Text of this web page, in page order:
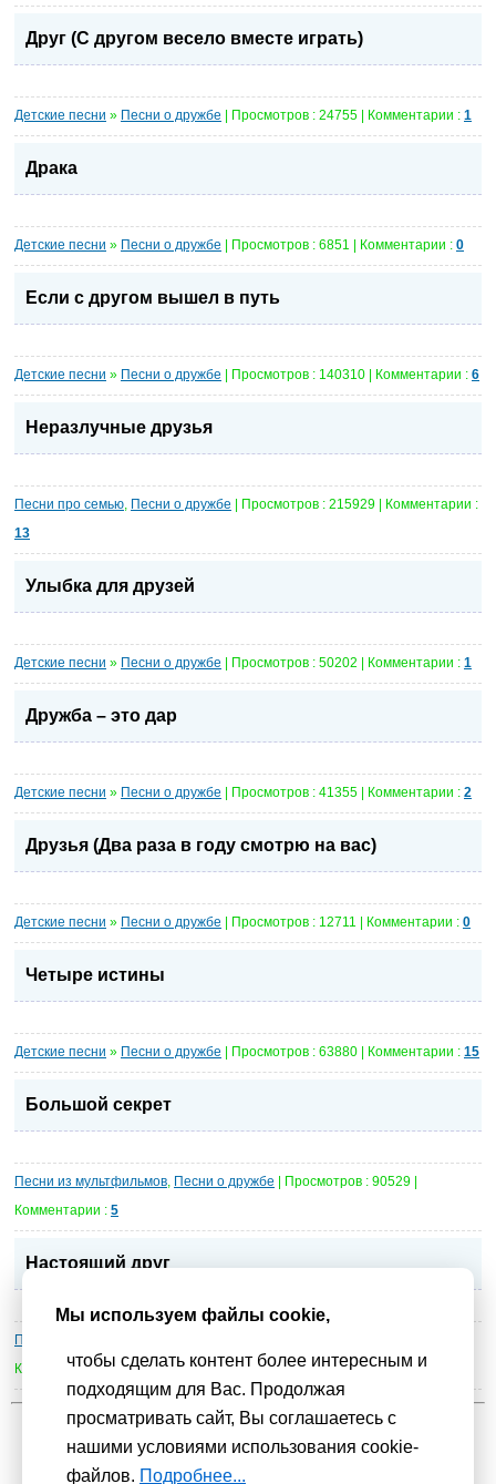
Друг (С другом весело вместе играть)
Детские песни » Песни о дружбе | Просмотров : 24755 | Комментарии : 1
Драка
Детские песни » Песни о дружбе | Просмотров : 6851 | Комментарии : 0
Если с другом вышел в путь
Детские песни » Песни о дружбе | Просмотров : 140310 | Комментарии : 6
Неразлучные друзья
Песни про семью, Песни о дружбе | Просмотров : 215929 | Комментарии :
13
Улыбка для друзей
Детские песни » Песни о дружбе | Просмотров : 50202 | Комментарии : 1
Дружба – это дар
Детские песни » Песни о дружбе | Просмотров : 41355 | Комментарии : 2
Друзья (Два раза в году смотрю на вас)
Детские песни » Песни о дружбе | Просмотров : 12711 | Комментарии : 0
Четыре истины
Детские песни » Песни о дружбе | Просмотров : 63880 | Комментарии : 15
Большой секpет
Песни из мультфильмов, Песни о дружбе | Просмотров : 90529 |
Комментарии : 5
Настоящий друг
Песни из мультфильмов
Комментарии :10
Мы используем файлы cookie,
чтобы сделать контент более интересным и
подходящим для Вас. Продолжая
просматривать сайт, Вы соглашаетесь с
нашими условиями использования cookie-
файлов. Подробнее...